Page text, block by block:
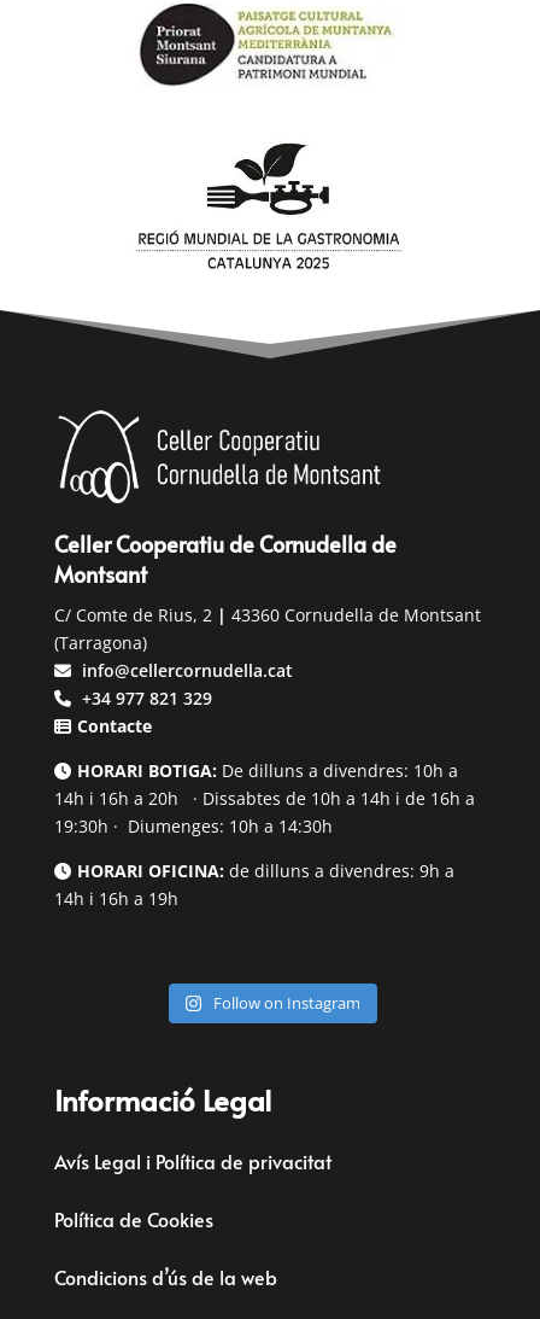
Celler Cooperatiu de Cornudella de
Montsant
C/ Comte de Rius, 2 | 43360 Cornudella de Montsant
(Tarragona)
info@cellercornudella.cat
+34 977 821 329
Contacte
HORARI BOTIGA:De dilluns a divendres: 10h a
14h i 16h a 20h · Dissabtes de 10h a 14h i de 16h a
19:30h · Diumenges: 10h a 14:30h
HORARI OFICINA:de dilluns a divendres: 9h a
14h i 16h a 19h
Follow on Instagram
Informació Legal
Avís Legal i Política de privacitat
Política de Cookies
Condicions d’ús de la web